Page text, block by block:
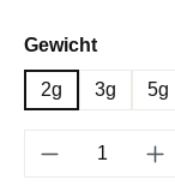
Gewicht
2g 3g 5g
Produkt